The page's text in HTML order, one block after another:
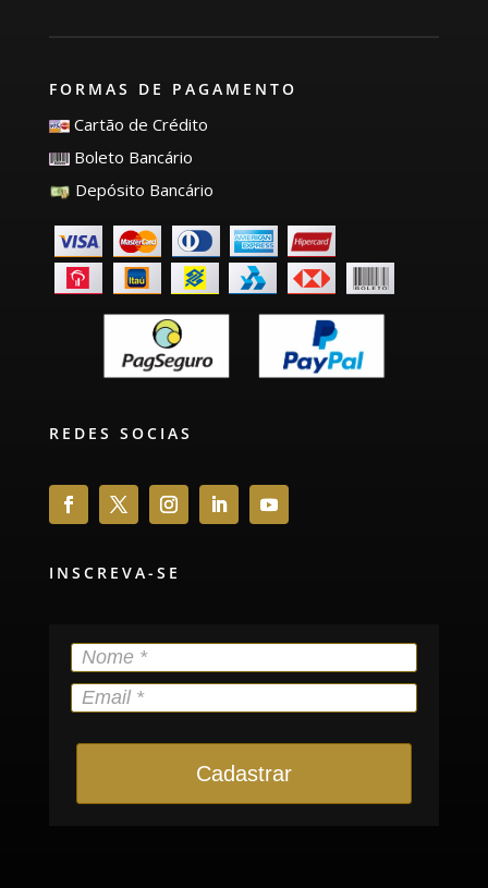
FORMAS DE PAGAMENTO
Cartão de Crédito
Boleto Bancário
Depósito Bancário
REDES SOCIAS
INSCREVA-SE
Cadastrar